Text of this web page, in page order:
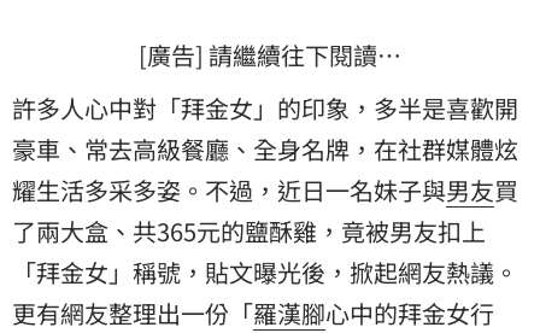
[廣告] 請繼續往下閱讀…
許多人心中對「拜金女」的印象，多半是喜歡開
豪車、常去高級餐廳、全身名牌，在社群媒體炫
耀生活多采多姿。不過，近日一名妹子與男友買
了兩大盒、共365元的鹽酥雞，竟被男友扣上
「拜金女」稱號，貼文曝光後，掀起網友熱議。
更有網友整理出一份「羅漢腳心中的拜金女行